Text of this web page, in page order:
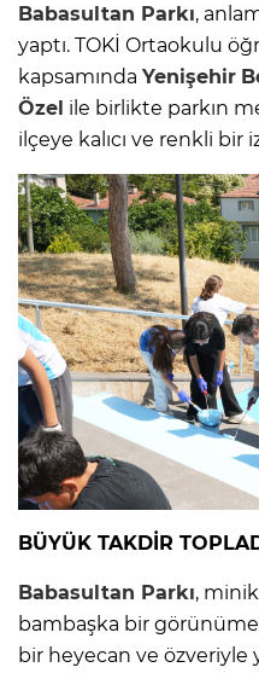
Babasultan Parkı,
yaptı. TOKİ Ortaokulu
kapsamında Yenişehir
Özel ile birlikte parkın
ilçeye kalıcı ve renkli bir
BÜYÜK TAKDİR
Babasultan Parkı,
bambaşka bir
bir heyecan ve özveriyle